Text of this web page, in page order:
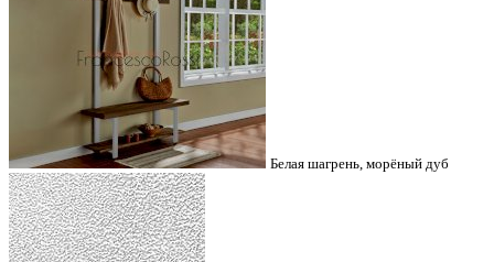
Белая шагрень, морёный дуб